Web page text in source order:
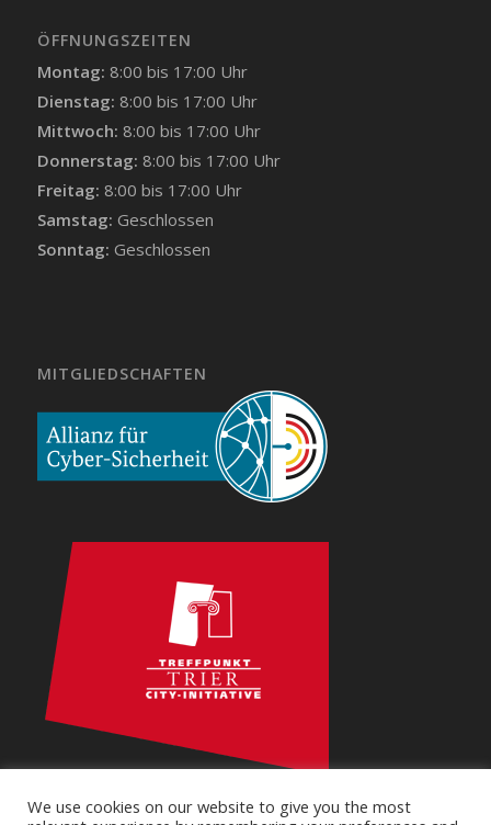
ÖFFNUNGSZEITEN
Montag: 8:00 bis 17:00 Uhr
Dienstag: 8:00 bis 17:00 Uhr
Mittwoch: 8:00 bis 17:00 Uhr
Donnerstag: 8:00 bis 17:00 Uhr
Freitag: 8:00 bis 17:00 Uhr
Samstag: Geschlossen
Sonntag: Geschlossen
MITGLIEDSCHAFTEN
We use cookies on our website to give you the most